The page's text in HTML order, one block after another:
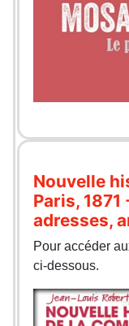
Nouvelle
Paris,
adresses,
Pour accéder
ci-dessous.